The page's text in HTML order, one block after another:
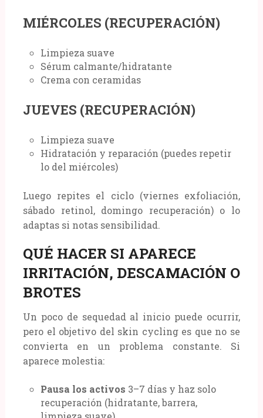
MIÉRCOLES (RECUPERACIÓN)
Limpieza suave
Sérum calmante/hidratante
Crema con ceramidas
JUEVES (RECUPERACIÓN)
Limpieza suave
Hidratación y reparación (puedes repetir
lo del miércoles)
Luego repites el ciclo (viernes exfoliación,
sábado retinol, domingo recuperación) o lo
adaptas si notas sensibilidad.
QUÉ HACER SI APARECE
IRRITACIÓN, DESCAMACIÓN O
BROTES
Un poco de sequedad al inicio puede ocurrir,
pero el objetivo del skin cycling es que no se
convierta en un problema constante. Si
aparece molestia:
Pausa los activos 3–7 días y haz solo
recuperación (hidratante, barrera,